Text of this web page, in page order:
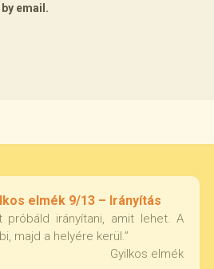
email.
elmék 9/13 – Irányítás
próbáld irányítani, amit lehet. A
majd a helyére kerül.”
Gyilkos elmék